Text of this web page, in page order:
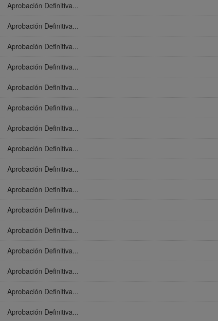
Aprobación Definitiva...
Aprobación Definitiva...
Aprobación Definitiva...
Aprobación Definitiva...
Aprobación Definitiva...
Aprobación Definitiva...
Aprobación Definitiva...
Aprobación Definitiva...
Aprobación Definitiva...
Aprobación Definitiva...
Aprobación Definitiva...
Aprobación Definitiva...
Aprobación Definitiva...
Aprobación Definitiva...
Aprobación Definitiva...
Aprobación Definitiva...